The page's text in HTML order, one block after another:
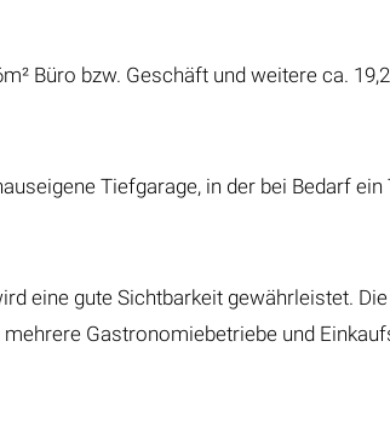
Büro bzw. Geschäft und weitere ca.
Tiefgarage, in der bei Bedarf
eine gute Sichtbarkeit gewährleistet.
Gastronomiebetriebe und